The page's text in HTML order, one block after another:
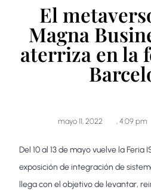
El
Magna
aterriza en la
mayo 11, 2022 , 4:09 pm
Del 10 al 13 de mayo vuelve la Feria
exposición de integración de
llega con el objetivo de levantar,